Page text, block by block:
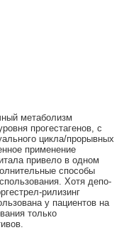
метаболизм
прогестагенов, с
цикла/прорывных
применение
привело в одном
способы
Хотя депо-
рилизинг
у пациентов на
только